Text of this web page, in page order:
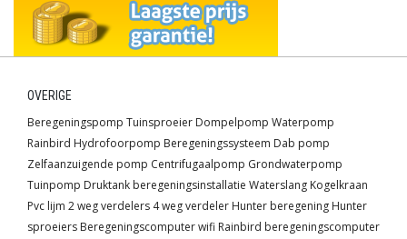
OVERIGE
Beregeningspomp Tuinsproeier Dompelpomp Waterpomp
Rainbird Hydrofoorpomp Beregeningssysteem Dab pomp
Zelfaanzuigende pomp Centrifugaalpomp Grondwaterpomp
Tuinpomp Druktank beregeningsinstallatie Waterslang Kogelkraan
Pvc lijm 2 weg verdelers 4 weg verdeler Hunter beregening Hunter
sproeiers Beregeningscomputer wifi Rainbird beregeningscomputer